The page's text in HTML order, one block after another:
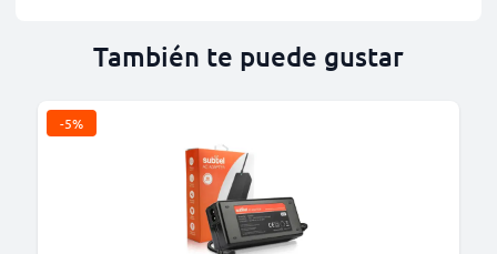
También te puede gustar
-5%